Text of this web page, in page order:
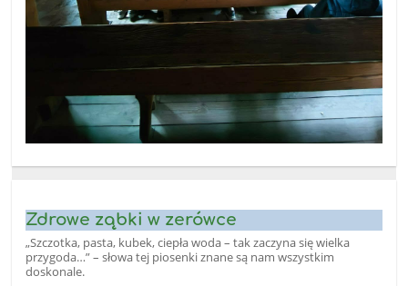
Zdrowe ząbki w zerówce
„Szczotka, pasta, kubek, ciepła woda – tak zaczyna się wielka
przygoda…” – słowa tej piosenki znane są nam wszystkim
doskonale.